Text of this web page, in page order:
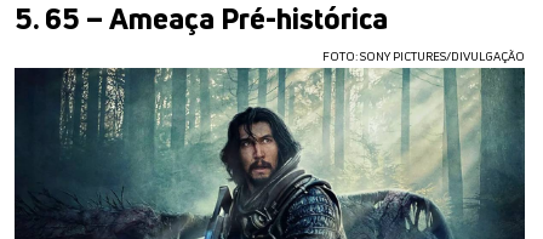
5. 65 – Ameaça Pré-histórica
FOTO: SONY PICTURES/DIVULGAÇÃO